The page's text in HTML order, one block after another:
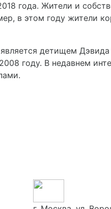
года. Жители и
в этом году жители
детищем
году. В недавнем